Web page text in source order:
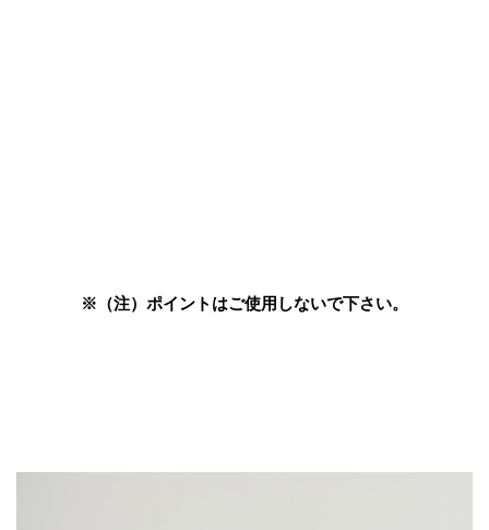
※（注）ポイントはご使用しないで下さい。